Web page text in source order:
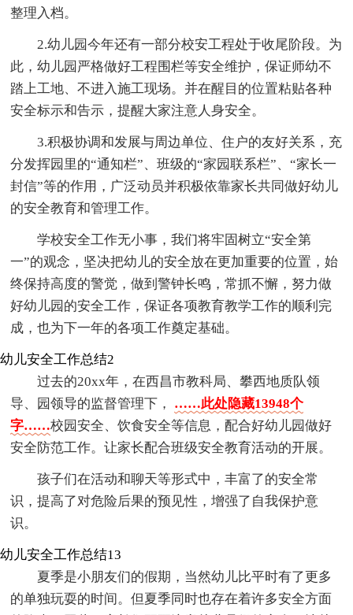
整理入档。
2.幼儿园今年还有一部分校安工程处于收尾阶段。为
此，幼儿园严格做好工程围栏等安全维护，保证师幼不
踏上工地、不进入施工现场。并在醒目的位置粘贴各种
安全标示和告示，提醒大家注意人身安全。
3.积极协调和发展与周边单位、住户的友好关系，充
分发挥园里的“通知栏”、班级的“家园联系栏”、“家长一
封信”等的作用，广泛动员并积极依靠家长共同做好幼儿
的安全教育和管理工作。
学校安全工作无小事，我们将牢固树立“安全第
一”的观念，坚决把幼儿的安全放在更加重要的位置，始
终保持高度的警觉，做到警钟长鸣，常抓不懈，努力做
好幼儿园的安全工作，保证各项教育教学工作的顺利完
成，也为下一年的各项工作奠定基础。
幼儿安全工作总结2
过去的20xx年，在西昌市教科局、攀西地质队领
导、园领导的监督管理下， ……此处隐藏13948个
字……校园安全、饮食安全等信息，配合好幼儿园做好
安全防范工作。让家长配合班级安全教育活动的开展。
孩子们在活动和聊天等形式中，丰富了的安全常
识，提高了对危险后果的预见性，增强了自我保护意
识。
幼儿安全工作总结13
夏季是小朋友们的假期，当然幼儿比平时有了更多
的单独玩耍的时间。但夏季同时也存在着许多安全方面